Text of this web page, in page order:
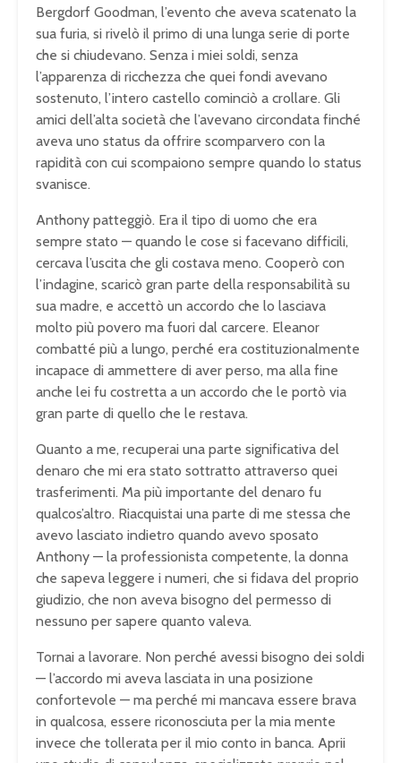
Bergdorf Goodman, l’evento che aveva scatenato la
sua furia, si rivelò il primo di una lunga serie di porte
che si chiudevano. Senza i miei soldi, senza
l’apparenza di ricchezza che quei fondi avevano
sostenuto, l’intero castello cominciò a crollare. Gli
amici dell’alta società che l’avevano circondata finché
aveva uno status da offrire scomparvero con la
rapidità con cui scompaiono sempre quando lo status
svanisce.
Anthony patteggiò. Era il tipo di uomo che era
sempre stato — quando le cose si facevano difficili,
cercava l’uscita che gli costava meno. Cooperò con
l’indagine, scaricò gran parte della responsabilità su
sua madre, e accettò un accordo che lo lasciava
molto più povero ma fuori dal carcere. Eleanor
combatté più a lungo, perché era costituzionalmente
incapace di ammettere di aver perso, ma alla fine
anche lei fu costretta a un accordo che le portò via
gran parte di quello che le restava.
Quanto a me, recuperai una parte significativa del
denaro che mi era stato sottratto attraverso quei
trasferimenti. Ma più importante del denaro fu
qualcos’altro. Riacquistai una parte di me stessa che
avevo lasciato indietro quando avevo sposato
Anthony — la professionista competente, la donna
che sapeva leggere i numeri, che si fidava del proprio
giudizio, che non aveva bisogno del permesso di
nessuno per sapere quanto valeva.
Tornai a lavorare. Non perché avessi bisogno dei soldi
— l’accordo mi aveva lasciata in una posizione
confortevole — ma perché mi mancava essere brava
in qualcosa, essere riconosciuta per la mia mente
invece che tollerata per il mio conto in banca. Aprii